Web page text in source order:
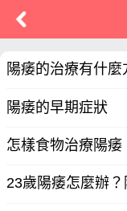
陽痿的治療有什麼
陽痿的早期症狀
怎樣食物治療陽痿
23歲陽痿怎麼辦